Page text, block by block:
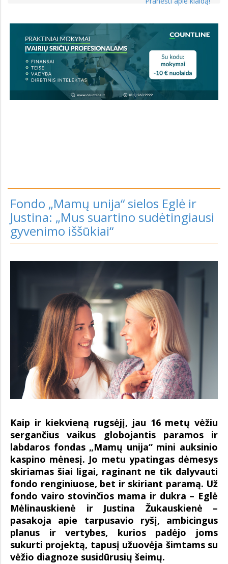
Fondo „Mamų unija“ sielos Eglė ir
Justina: „Mus suartino sudėtingiausi
gyvenimo iššūkiai“
Kaip ir kiekvieną rugsėjį, jau 16 metų vėžiu
sergančius vaikus globojantis paramos ir
labdaros fondas „Mamų unija“ mini auksinio
kaspino mėnesį. Jo metu ypatingas dėmesys
skiriamas šiai ligai, raginant ne tik dalyvauti
fondo renginiuose, bet ir skiriant paramą. Už
fondo vairo stovinčios mama ir dukra – Eglė
Mėlinauskienė ir Justina Žukauskienė –
pasakoja apie tarpusavio ryšį, ambicingus
planus ir vertybes, kurios padėjo joms
sukurti projektą, tapusį užuovėja šimtams su
vėžio diagnoze susidūrusių šeimų.